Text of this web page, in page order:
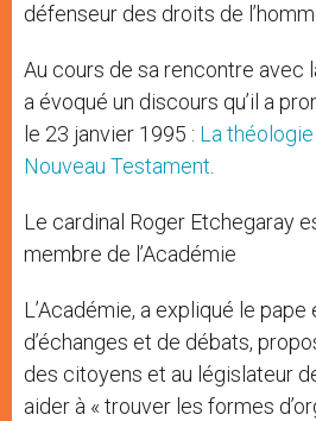
défenseur des droits de
Au cours de sa rencontre avec
a évoqué un discours qu’il a
le 23 janvier 1995 : La théologie
Nouveau Testament
Le cardinal Roger Etchegaray
membre de l’Académie
L’Académie, a expliqué le pape
d’échanges et de débats,
des citoyens et au législateur
aider à « trouver les formes